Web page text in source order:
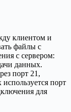
клиентом и
файлы с
с сервером:
данных.
порт 21,
порт
для